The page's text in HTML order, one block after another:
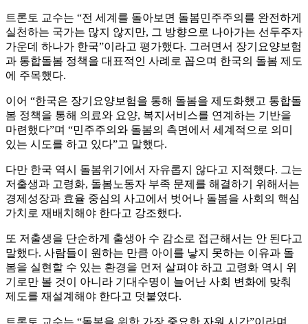
트론토 교수는 “전 세계를 돌아보면 돌봄민주주의를 완전하게
실천하는 국가는 많지 않지만, 그 방향으로 나아가는 선두주자
가운데 하나가 한국”이라고 평가했다. 그러면서 장기요양보험
과 통합돌봄 정책을 대표적인 사례로 꼽으며 한국의 돌봄 제도
에 주목했다.
이어 “한국은 장기요양보험을 통해 돌봄을 제도화했고 통합돌
봄 정책을 통해 의료와 요양, 복지서비스를 연계하는 기반을
마련했다”며 “민주주의와 돌봄의 측면에서 세계적으로 의미
있는 시도를 하고 있다”고 말했다.
다만 한국 역시 돌봄위기에서 자유롭지 않다고 지적했다. 그는
저출생과 고령화, 돌봄노동자 부족 문제를 해결하기 위해서는
경제성장과 효율 중심의 사고에서 벗어나 돌봄을 사회의 핵심
가치로 재배치해야 한다고 강조했다.
또 저출생을 단순하게 출생아 수 감소로 접근해서는 안 된다고
말했다. 사람들이 원하는 만큼 아이를 낳지 못하는 이유과 돌
봄을 실현할 수 있는 환경을 먼저 살펴야 하고 고령화 역시 위
기로만 볼 것이 아니라 기대수명이 늘어난 사회 변화에 맞춰
제도를 재설계해야 한다고 덧붙였다.